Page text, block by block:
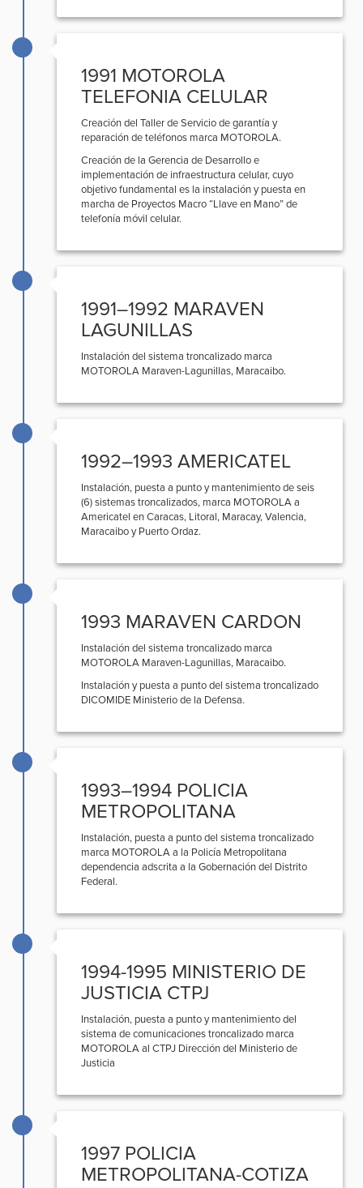
1991 MOTOROLA
TELEFONIA CELULAR
Creación del Taller de Servicio de garantía y
reparación de teléfonos marca MOTOROLA.
Creación de la Gerencia de Desarrollo e
implementación de infraestructura celular, cuyo
objetivo fundamental es la instalación y puesta en
marcha de Proyectos Macro “Llave en Mano” de
telefonía móvil celular.
1991–1992 MARAVEN
LAGUNILLAS
Instalación del sistema troncalizado marca
MOTOROLA Maraven-Lagunillas, Maracaibo.
1992–1993 AMERICATEL
Instalación, puesta a punto y mantenimiento de seis
(6) sistemas troncalizados, marca MOTOROLA a
Americatel en Caracas, Litoral, Maracay, Valencia,
Maracaibo y Puerto Ordaz.
1993 MARAVEN CARDON
Instalación del sistema troncalizado marca
MOTOROLA Maraven-Lagunillas, Maracaibo.
Instalación y puesta a punto del sistema troncalizado
DICOMIDE Ministerio de la Defensa.
1993–1994 POLICIA
METROPOLITANA
Instalación, puesta a punto del sistema troncalizado
marca MOTOROLA a la Policía Metropolitana
dependencia adscrita a la Gobernación del Distrito
Federal.
1994-1995 MINISTERIO DE
JUSTICIA CTPJ
Instalación, puesta a punto y mantenimiento del
sistema de comunicaciones troncalizado marca
MOTOROLA al CTPJ Dirección del Ministerio de
Justicia
1997 POLICIA
METROPOLITANA-COTIZA